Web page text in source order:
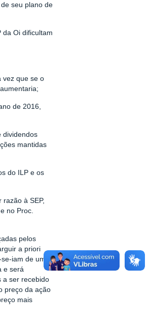
seu plano de
da Oi dificultam
vez que se o
de 2016,
dividendos
mantidas
do ILP e os
à SEP,
no Proc.
pelos
a priori
iam de uma
e será
a ser recebido
preço da ação
mais